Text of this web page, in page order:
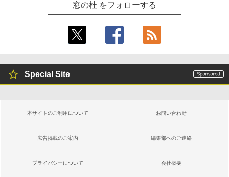
窓の杜 をフォローする
Special Site
本サイトのご利用について お問い合わせ
広告掲載のご案内 編集部へのご連絡
プライバシーについて 会社概要